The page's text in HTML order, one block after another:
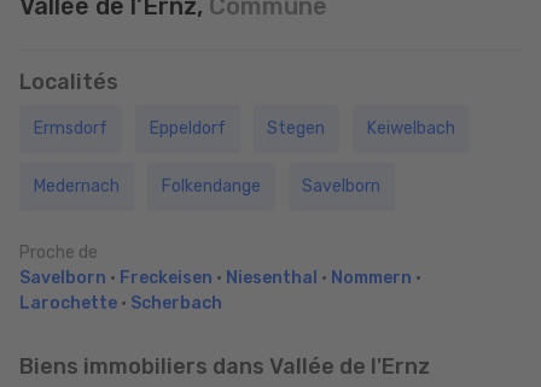
Vallée de l'Ernz, Commune
Localités
Ermsdorf Eppeldorf Stegen Keiwelbach
Medernach Folkendange Savelborn
Proche de
Savelborn • Freckeisen • Niesenthal • Nommern •
Larochette • Scherbach
Biens immobiliers dans Vallée de l'Ernz